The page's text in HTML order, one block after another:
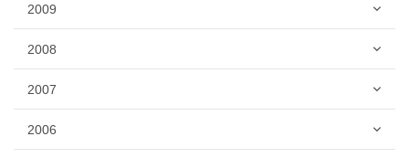
2009
2008
2007
2006